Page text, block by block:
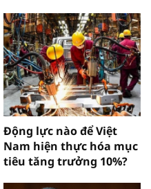
Động lực nào để Việt
Nam hiện thực hóa mục
tiêu tăng trưởng 10%?